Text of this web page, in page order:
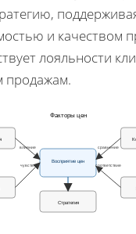
и качеством
лояльности
продажам.
Факторы цен
Восприятие цен
Стратегия
влияние
чувств.
сравнение
соответствие